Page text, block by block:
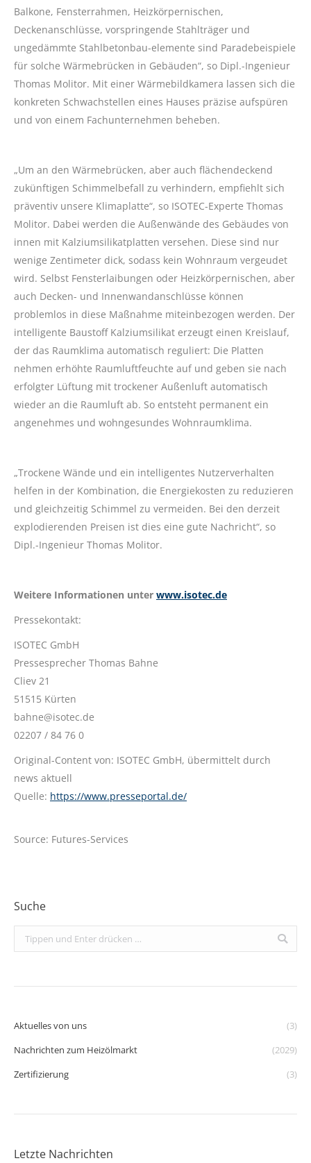
Balkone, Fensterrahmen, Heizkörpernischen,
Deckenanschlüsse, vorspringende Stahlträger und
ungedämmte Stahlbetonbau-elemente sind Paradebeispiele
für solche Wärmebrücken in Gebäuden“, so Dipl.-Ingenieur
Thomas Molitor. Mit einer Wärmebildkamera lassen sich die
konkreten Schwachstellen eines Hauses präzise aufspüren
und von einem Fachunternehmen beheben.
„Um an den Wärmebrücken, aber auch flächendeckend
zukünftigen Schimmelbefall zu verhindern, empfiehlt sich
präventiv unsere Klimaplatte“, so ISOTEC-Experte Thomas
Molitor. Dabei werden die Außenwände des Gebäudes von
innen mit Kalziumsilikatplatten versehen. Diese sind nur
wenige Zentimeter dick, sodass kein Wohnraum vergeudet
wird. Selbst Fensterlaibungen oder Heizkörpernischen, aber
auch Decken- und Innenwandanschlüsse können
problemlos in diese Maßnahme miteinbezogen werden. Der
intelligente Baustoff Kalziumsilikat erzeugt einen Kreislauf,
der das Raumklima automatisch reguliert: Die Platten
nehmen erhöhte Raumluftfeuchte auf und geben sie nach
erfolgter Lüftung mit trockener Außenluft automatisch
wieder an die Raumluft ab. So entsteht permanent ein
angenehmes und wohngesundes Wohnraumklima.
„Trockene Wände und ein intelligentes Nutzerverhalten
helfen in der Kombination, die Energiekosten zu reduzieren
und gleichzeitig Schimmel zu vermeiden. Bei den derzeit
explodierenden Preisen ist dies eine gute Nachricht“, so
Dipl.-Ingenieur Thomas Molitor.
Weitere Informationen unter www.isotec.de
Pressekontakt:
ISOTEC GmbH
Pressesprecher Thomas Bahne
Cliev 21
51515 Kürten
bahne@isotec.de
02207 / 84 76 0
Original-Content von: ISOTEC GmbH, übermittelt durch
news aktuell
Quelle: https://www.presseportal.de/
Source: Futures-Services
Suche
Search:
Aktuelles von uns
(3)
Nachrichten zum Heizölmarkt
(2029)
Zertifizierung
(3)
Letzte Nachrichten